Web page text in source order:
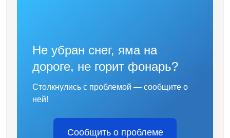
Не убран снег, яма на
дороге, не горит фонарь?
Столкнулись с проблемой — сообщите о
ней!
Сообщить о проблеме